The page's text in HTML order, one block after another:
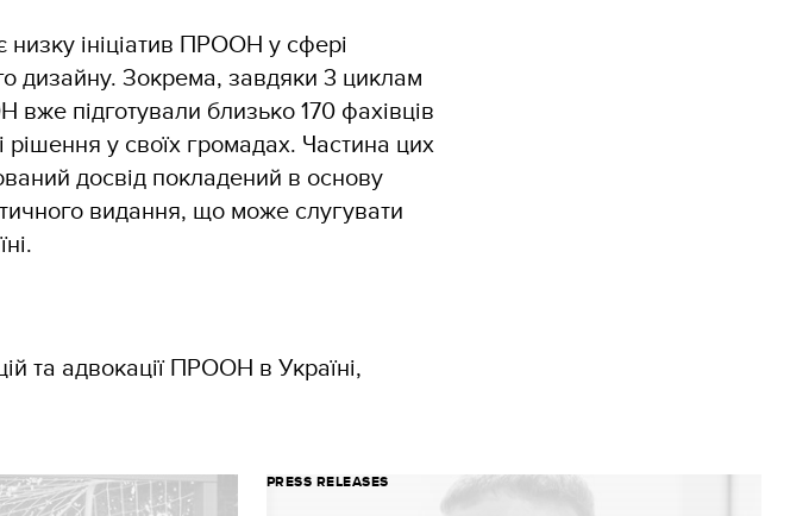
ініціатив ПРООН у сфері
дизайну. Зокрема, завдяки 3 циклам
підготували близько 170 фахівців
рішення у своїх громадах. Частина цих
досвід покладений в основу
видання, що може слугувати
та адвокації ПРООН в Україні,
PRESS RELEASES